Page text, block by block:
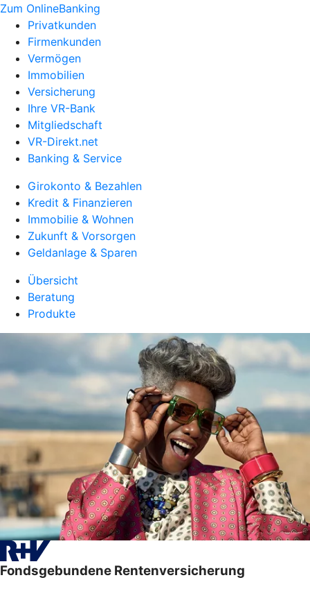
Zum OnlineBanking
Privatkunden
Firmenkunden
Vermögen
Immobilien
Versicherung
Ihre VR-Bank
Mitgliedschaft
VR-Direkt.net
Banking & Service
Girokonto & Bezahlen
Kredit & Finanzieren
Immobilie & Wohnen
Zukunft & Vorsorgen
Geldanlage & Sparen
Übersicht
Beratung
Produkte
Fondsgebundene Rentenversicherung